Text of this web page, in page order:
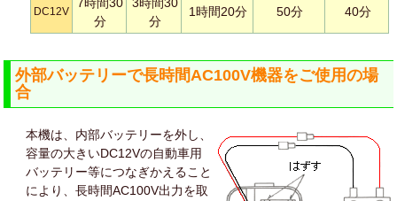
DC12V
分
分
1時間20分 50分 40分
外部バッテリーで長時間AC100V機器をご使用の場
合
本機は、内部バッテリーを外し、
容量の大きいDC12Vの自動車用
バッテリー等につなぎかえること
により、長時間AC100V出力を取